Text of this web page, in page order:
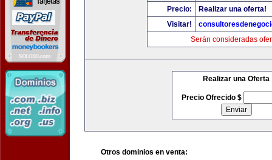
Precio:
Realizar una oferta!
Visitar!
Serán consideradas
Realizar una Oferta
Precio Ofrecido $
Otros dominios en venta: